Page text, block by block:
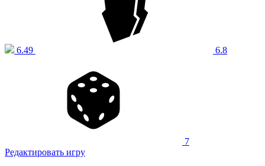
6.49 6.8
7
Редактировать игру